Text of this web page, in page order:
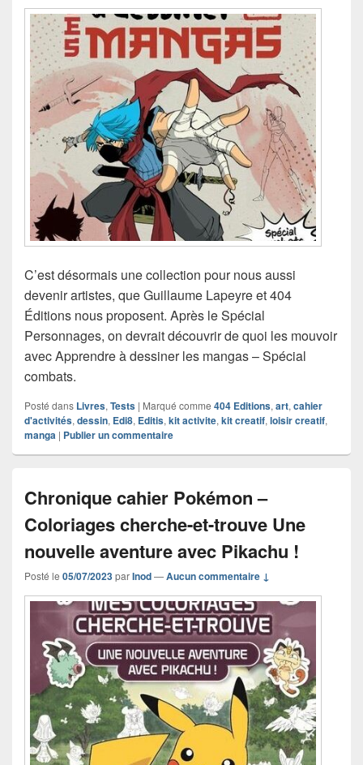
C’est désormais une collection pour nous aussi
devenir artistes, que Guillaume Lapeyre et 404
Éditions nous proposent. Après le Spécial
Personnages, on devrait découvrir de quoi les mouvoir
avec Apprendre à dessiner les mangas – Spécial
combats.
Posté dans Livres, Tests | Marqué comme 404 Editions, art, cahier
d'activités, dessin, Edi8, Editis, kit activite, kit creatif, loisir creatif,
manga | Publier un commentaire
Chronique cahier Pokémon –
Coloriages cherche-et-trouve Une
nouvelle aventure avec Pikachu !
Posté le 05/07/2023parInod—Aucun commentaire ↓